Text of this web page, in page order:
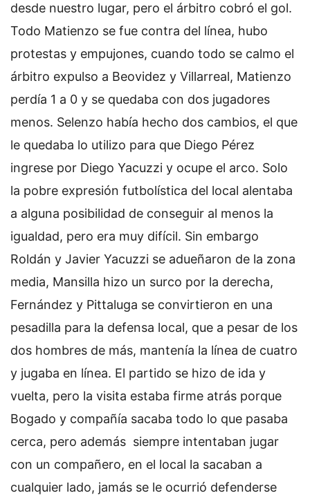
desde nuestro lugar, pero el árbitro cobró el gol.
Todo Matienzo se fue contra del línea, hubo
protestas y empujones, cuando todo se calmo el
árbitro expulso a Beovidez y Villarreal, Matienzo
perdía 1 a 0 y se quedaba con dos jugadores
menos. Selenzo había hecho dos cambios, el que
le quedaba lo utilizo para que Diego Pérez
ingrese por Diego Yacuzzi y ocupe el arco. Solo
la pobre expresión futbolística del local alentaba
a alguna posibilidad de conseguir al menos la
igualdad, pero era muy difícil. Sin embargo
Roldán y Javier Yacuzzi se adueñaron de la zona
media, Mansilla hizo un surco por la derecha,
Fernández y Pittaluga se convirtieron en una
pesadilla para la defensa local, que a pesar de los
dos hombres de más, mantenía la línea de cuatro
y jugaba en línea. El partido se hizo de ida y
vuelta, pero la visita estaba firme atrás porque
Bogado y compañía sacaba todo lo que pasaba
cerca, pero además siempre intentaban jugar
con un compañero, en el local la sacaban a
cualquier lado, jamás se le ocurrió defenderse